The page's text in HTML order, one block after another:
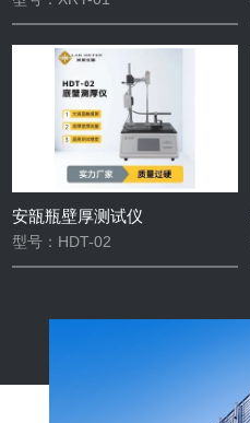
安瓿瓶壁厚测试仪
型号：HDT-02